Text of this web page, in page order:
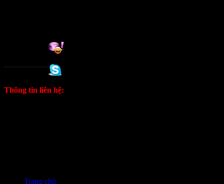
Thông tin liên hệ:
Trang chủ